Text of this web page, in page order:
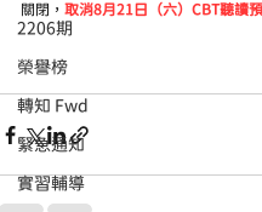
2206期
榮譽榜
轉知 Fwd
緊急通知
實習輔導
關閉， 取消8月21日（六）CBT聽讀